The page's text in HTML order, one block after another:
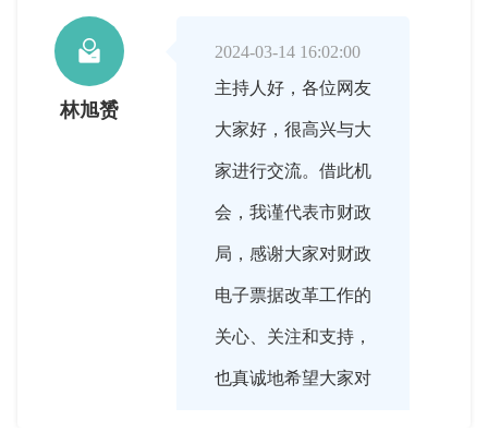

林旭赟
2024-03-14 16:02:00
主持人好，各位网友
大家好，很高兴与大
家进行交流。借此机
会，我谨代表市财政
局，感谢大家对财政
电子票据改革工作的
关心、关注和支持，
也真诚地希望大家对